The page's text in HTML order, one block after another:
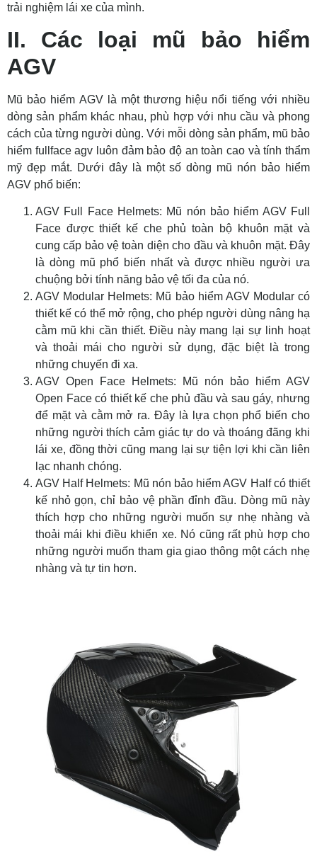
trải nghiệm lái xe của mình.
II. Các loại mũ bảo hiểm
AGV
Mũ bảo hiểm AGV là một thương hiệu nổi tiếng với nhiều
dòng sản phẩm khác nhau, phù hợp với nhu cầu và phong
cách của từng người dùng. Với mỗi dòng sản phẩm, mũ bảo
hiểm fullface agv luôn đảm bảo độ an toàn cao và tính thẩm
mỹ đẹp mắt. Dưới đây là một số dòng mũ nón bảo hiểm
AGV phổ biến:
AGV Full Face Helmets: Mũ nón bảo hiểm AGV Full
Face được thiết kế che phủ toàn bộ khuôn mặt và
cung cấp bảo vệ toàn diện cho đầu và khuôn mặt. Đây
là dòng mũ phổ biến nhất và được nhiều người ưa
chuộng bởi tính năng bảo vệ tối đa của nó.
AGV Modular Helmets: Mũ bảo hiểm AGV Modular có
thiết kế có thể mở rộng, cho phép người dùng nâng hạ
cằm mũ khi cần thiết. Điều này mang lại sự linh hoạt
và thoải mái cho người sử dụng, đặc biệt là trong
những chuyến đi xa.
AGV Open Face Helmets: Mũ nón bảo hiểm AGV
Open Face có thiết kế che phủ đầu và sau gáy, nhưng
để mặt và cằm mở ra. Đây là lựa chọn phổ biến cho
những người thích cảm giác tự do và thoáng đãng khi
lái xe, đồng thời cũng mang lại sự tiện lợi khi cần liên
lạc nhanh chóng.
AGV Half Helmets: Mũ nón bảo hiểm AGV Half có thiết
kế nhỏ gọn, chỉ bảo vệ phần đỉnh đầu. Dòng mũ này
thích hợp cho những người muốn sự nhẹ nhàng và
thoải mái khi điều khiển xe. Nó cũng rất phù hợp cho
những người muốn tham gia giao thông một cách nhẹ
nhàng và tự tin hơn.